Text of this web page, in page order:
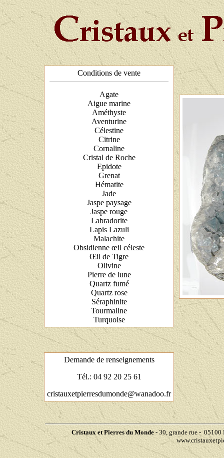
Conditions de vente
Agate
Aigue marine
Améthyste
Aventurine
Célestine
Citrine
Cornaline
Cristal de Roche
Epidote
Grenat
Hématite
Jade
Jaspe paysage
Jaspe rouge
Labradorite
Lapis Lazuli
Malachite
Obsidienne œil céleste
Œil de Tigre
Olivine
Pierre de lune
Quartz fumé
Quartz rose
Séraphinite
Tourmaline
Turquoise
Demande de renseignements
Tél.: 04 92 20 25 61
cristauxetpierresdumonde@wanadoo.fr
Cristaux et Pierres du Monde -30, grande rue -